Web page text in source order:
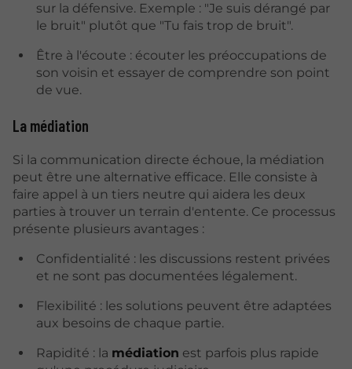
sur la défensive. Exemple : "Je suis dérangé par
le bruit" plutôt que "Tu fais trop de bruit".
Être à l'écoute : écouter les préoccupations de
son voisin et essayer de comprendre son point
de vue.
La médiation
Si la communication directe échoue, la médiation
peut être une alternative efficace. Elle consiste à
faire appel à un tiers neutre qui aidera les deux
parties à trouver un terrain d'entente. Ce processus
présente plusieurs avantages :
Confidentialité : les discussions restent privées
et ne sont pas documentées légalement.
Flexibilité : les solutions peuvent être adaptées
aux besoins de chaque partie.
Rapidité : la médiation est parfois plus rapide